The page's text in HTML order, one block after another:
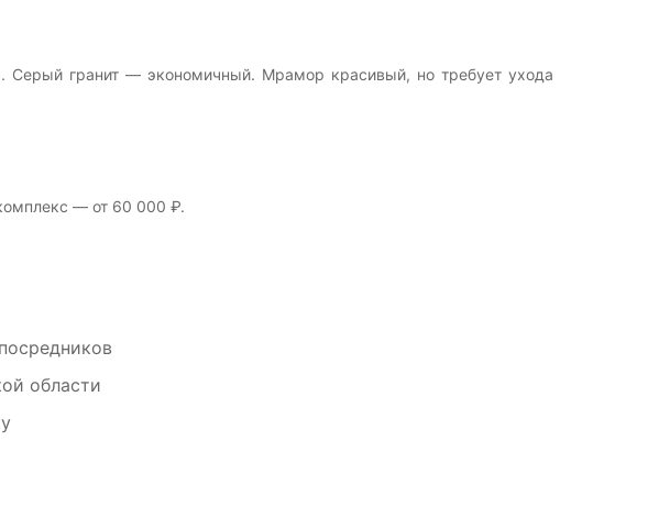
Серый гранит — экономичный. Мрамор красивый, но требует ухода
— от 60 000 ₽.
области